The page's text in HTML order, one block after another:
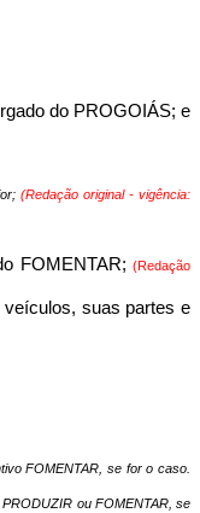
do PROGOIÁS; e
(Redação original - vigência:
FOMENTAR; (Redação
veículos, suas partes e
FOMENTAR, se for o caso.
ou FOMENTAR, se